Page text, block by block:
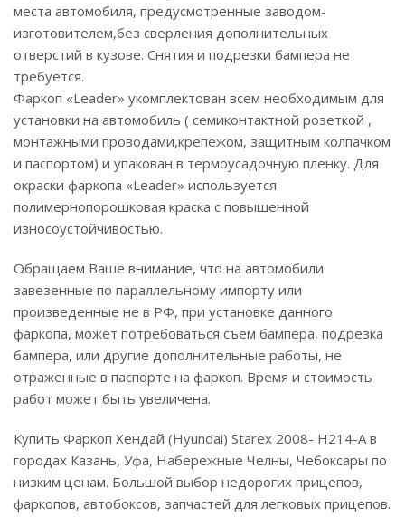
места автомобиля, предусмотренные заводом-
изготовителем,без сверления дополнительных
отверстий в кузове. Снятия и подрезки бампера не
требуется.
Фаркоп «Leader» укомплектован всем необходимым для
установки на автомобиль ( семиконтактной розеткой ,
монтажными проводами,крепежом, защитным колпачком
и паспортом) и упакован в термоусадочную пленку. Для
окраски фаркопа «Leader» используется
полимернопорошковая краска с повышенной
износоустойчивостью.
Обращаем Ваше внимание, что на автомобили
завезенные по параллельному импорту или
произведенные не в РФ, при установке данного
фаркопа, может потребоваться съем бампера, подрезка
бампера, или другие дополнительные работы, не
отраженные в паспорте на фаркоп. Время и стоимость
работ может быть увеличена.
Купить Фаркоп Хендай (Hyundai) Starex 2008- H214-A в
городах Казань, Уфа, Набережные Челны, Чебоксары по
низким ценам. Большой выбор недорогих прицепов,
фаркопов, автобоксов, запчастей для легковых прицепов.